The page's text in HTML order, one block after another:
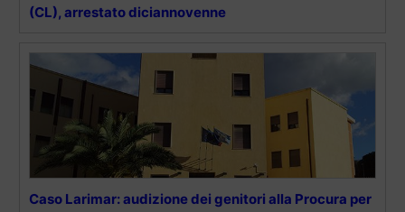
(CL), arrestato diciannovenne
Caso Larimar: audizione dei genitori alla Procura per